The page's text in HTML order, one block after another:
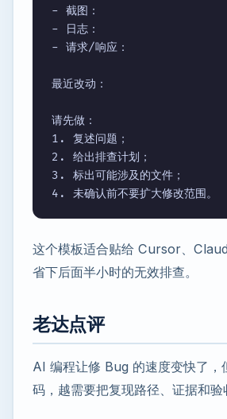
- 截图：
- 日志：
- 请求/响应：
最近改动：
请先做：
1. 复述问题；
2. 给出排查计划；
3. 标出可能涉及的文件；
4. 未确认前不要扩大修改范围。
这个模板适合贴给 Cursor、
省下后面半小时的无效排查。
老达点评
AI 编程让修 Bug 的速度变快了
码，越需要把复现路径、证据和验